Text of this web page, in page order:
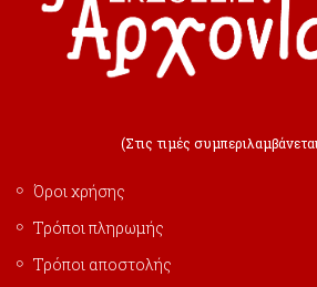
(Στις τιμές
Όροι χρήσης
Τρόποι πληρωμής
Τρόποι αποστολής